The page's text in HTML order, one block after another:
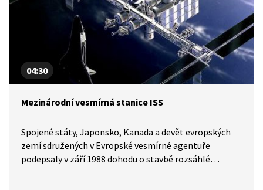
04:30
Mezinárodní vesmírná stanice ISS
Spojené státy, Japonsko, Kanada a devět evropských
zemí sdružených v Evropské vesmírné agentuře
podepsaly v září 1988 dohodu o stavbě rozsáhlé